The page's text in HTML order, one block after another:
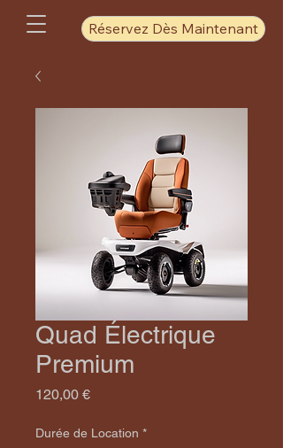
Réservez Dès Maintenant
Quad Électrique
Premium
120,00 €Prix
Durée de Location *